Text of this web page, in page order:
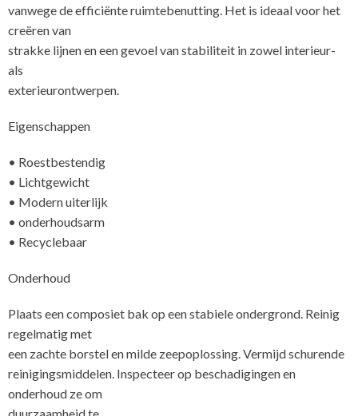
vanwege de efficiënte ruimtebenutting. Het is ideaal voor het
creëren van
strakke lijnen en een gevoel van stabiliteit in zowel interieur-
als
Eigenschappen
• Roestbestendig
• Lichtgewicht
• Modern uiterlijk
• onderhoudsarm
• Recyclebaar
Onderhoud
Plaats een composiet bak op een stabiele ondergrond. Reinig
regelmatig met
een zachte borstel en milde zeepoplossing. Vermijd schurende
reinigingsmiddelen. Inspecteer op beschadigingen en
onderhoud ze om